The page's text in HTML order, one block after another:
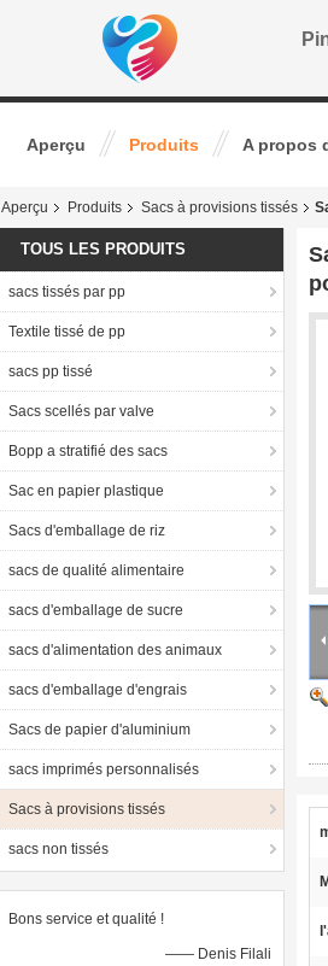
Aperçu Produits A propos
Aperçu Produits Sacs à provisions tissés
TOUS LES PRODUITS
sacs tissés par pp
Textile tissé de pp
sacs pp tissé
Sacs scellés par valve
Bopp a stratifié des sacs
Sac en papier plastique
Sacs d'emballage de riz
sacs de qualité alimentaire
sacs d'emballage de sucre
sacs d'alimentation des animaux
sacs d'emballage d'engrais
Sacs de papier d'aluminium
sacs imprimés personnalisés
Sacs à provisions tissés
sacs non tissés
Bons service et qualité !
—— Denis Filali